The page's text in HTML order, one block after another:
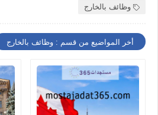
وظائف بالخارج
أخر المواضيع من قسم : وظائف بالخارج